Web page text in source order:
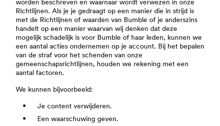
worden beschreven en waarnaar wordt verwezen in onze
Richtlijnen. Als je je gedraagt op een manier die in strijd is
met de Richtlijnen of waarden van Bumble of je anderszins
handelt op een manier waarvan wij denken dat deze
mogelijk schadelijk is voor Bumble of haar leden, kunnen we
een aantal acties ondernemen op je account. Bij het bepalen
van de straf voor het schenden van onze
gemeenschapsrichtlijnen, houden we rekening met een
aantal factoren.
We kunnen bijvoorbeeld:
Je content verwijderen.
Een waarschuwing geven.